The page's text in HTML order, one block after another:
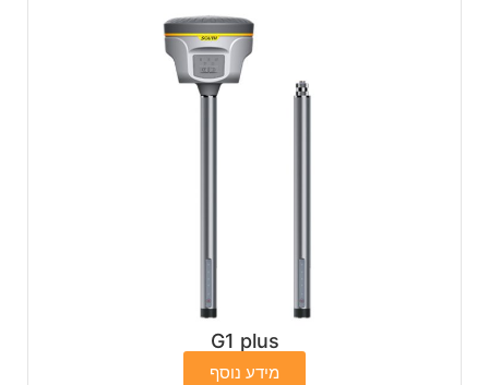
G1 plus
מידע נוסף